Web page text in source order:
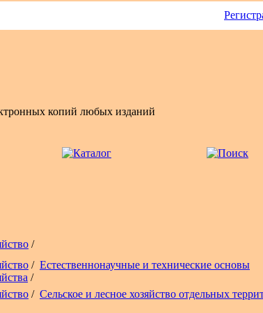
копий любых изданий
/
/ Естественнонаучные и технические основы
/
/ Сельское и лесное хозяйство отдельных